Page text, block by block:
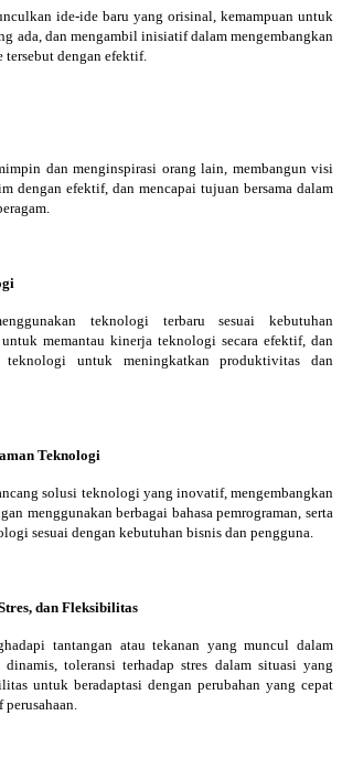
ide-ide baru yang orisinal, kemampuan untuk
ada, dan mengambil inisiatif dalam mengembangkan
tersebut dengan efektif.
dan menginspirasi orang lain, membangun visi
dengan efektif, dan mencapai tujuan bersama dalam
teknologi terbaru sesuai kebutuhan
untuk memantau kinerja teknologi secara efektif, dan
teknologi untuk meningkatkan produktivitas dan
Teknologi
solusi teknologi yang inovatif, mengembangkan
menggunakan berbagai bahasa pemrograman, serta
sesuai dengan kebutuhan bisnis dan pengguna.
dan Fleksibilitas
tantangan atau tekanan yang muncul dalam
toleransi terhadap stres dalam situasi yang
untuk beradaptasi dengan perubahan yang cepat